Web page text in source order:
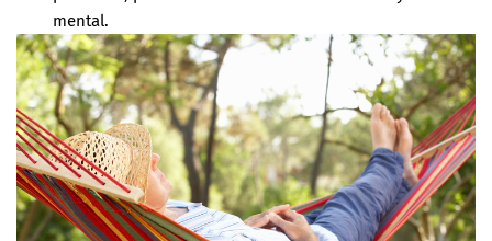
mental.